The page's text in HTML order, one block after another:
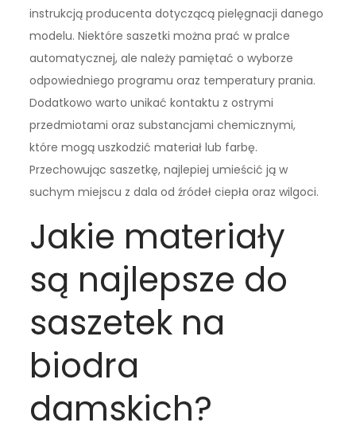
instrukcją producenta dotyczącą pielęgnacji danego
modelu. Niektóre saszetki można prać w pralce
automatycznej, ale należy pamiętać o wyborze
odpowiedniego programu oraz temperatury prania.
Dodatkowo warto unikać kontaktu z ostrymi
przedmiotami oraz substancjami chemicznymi,
które mogą uszkodzić materiał lub farbę.
Przechowując saszetkę, najlepiej umieścić ją w
suchym miejscu z dala od źródeł ciepła oraz wilgoci.
Jakie materiały
są najlepsze do
saszetek na
biodra
damskich?